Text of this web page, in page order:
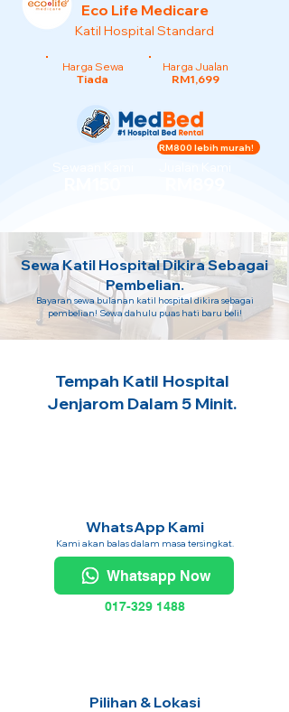
Eco Life Medicare
Katil Hospital Standard
Harga Sewa
Tiada
Harga Jualan
RM1,699
RM800 lebih murah!
Sewa Katil Hospital Dikira Sebagai
Pembelian.
Bayaran sewa bulanan katil hospital dikira sebagai
pembelian! Sewa dahulu puas hati baru beli!
Tempah Katil Hospital
Jenjarom Dalam 5 Minit.
WhatsApp Kami
Kami akan balas dalam masa tersingkat.
Whatsapp Now
017-329 1488
Pilihan & Lokasi